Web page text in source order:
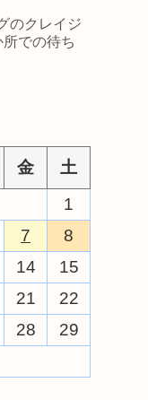
のクレイジ
での待ち
金
土
1
7
8
14
15
21
22
28
29